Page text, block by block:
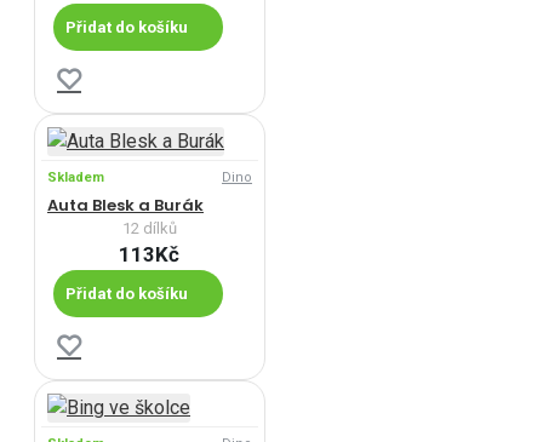
Přidat do košíku
Skladem Dino
Auta Blesk a Burák
12 dílků
113Kč
Přidat do košíku